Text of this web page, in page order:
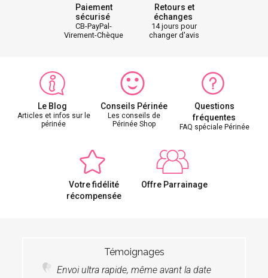
Paiement
sécurisé
CB-PayPal-
Virement-Chèque
Retours et
échanges
14 jours pour
changer d'avis
Le Blog
Articles et infos sur le
périnée
Conseils Périnée
Les conseils de
Périnée Shop
Questions
fréquentes
FAQ spéciale Périnée
Votre fidélité
récompensée
Offre Parrainage
Témoignages
Envoi ultra rapide, même avant la date